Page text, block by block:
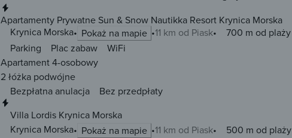
Apartamenty Prywatne Sun & Snow Nautikka Resort Krynica Morska
Krynica Morska
Pokaż na mapie 11 km od Piask
700 m od plaży
Parking
Plac zabaw
WiFi
Apartament 4-osobowy
2 łóżka podwójne
Bezpłatna anulacja
Bez przedpłaty
Villa Lordis Krynica Morska
Krynica Morska
Pokaż na mapie 11 km od Piask 500 m od plaży